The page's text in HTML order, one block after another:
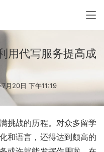
用代写服务提高成
月20日 下午11:19
挑战的历程。对众多留学
和语言，还得达到颇高的